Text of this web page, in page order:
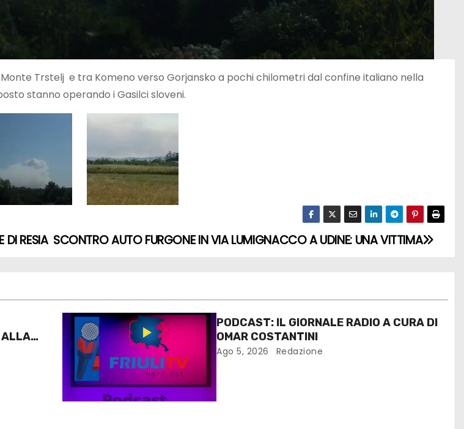
Trstelj e tra Komeno verso Gorjansko a pochi chilometri dal confine italiano nella
stanno operando i Gasilci sloveni.
SCONTRO AUTO FURGONE IN VIA LUMIGNACCO A UDINE: UNA VITTIMA
DI RESIA
ALLA
PODCAST: IL GIORNALE RADIO A CURA DI
OMAR COSTANTINI
Ago 5, 2026 Redazione